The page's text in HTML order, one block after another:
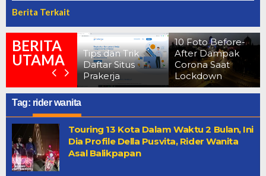
Berita Terkait
BERITA
UTAMA
!!
Danau
Yang
Angker
Tips dan Trik
Daftar Situs
Prakerja
10 Foto Before-
After Dampak
Corona Saat
Lockdown
Tag: rider wanita
Touring 13 Kota Dalam Waktu 2 Bulan, Ini
Dia Profile Della Pusvita, Rider Wanita
Asal Balikpapan